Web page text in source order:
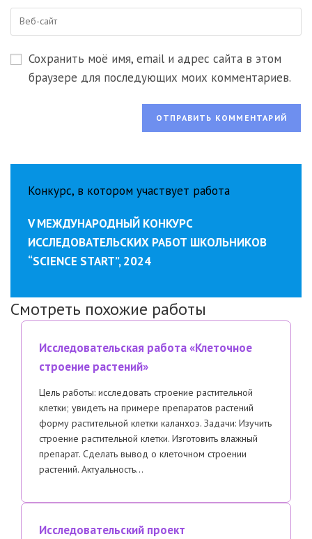
пользователя,
чтобы
прокомментировать
адрес,
чтобы
Введите
веб-
сайта
Сохранить моё имя, email и адрес сайта в этом
браузере для последующих моих комментариев.
Конкурс, в котором участвует работа
V МЕЖДУНАРОДНЫЙ КОНКУРС
ИССЛЕДОВАТЕЛЬСКИХ РАБОТ ШКОЛЬНИКОВ
“SCIENCE START”, 2024
Смотреть похожие работы
Исследовательская работа «Клеточное
строение растений»
Цель работы: исследовать строение растительной
клетки; увидеть на примере препаратов растений
форму растительной клетки каланхоэ. Задачи: Изучить
строение растительной клетки. Изготовить влажный
препарат. Сделать вывод о клеточном строении
растений. Актуальность…
Исследовательский проект